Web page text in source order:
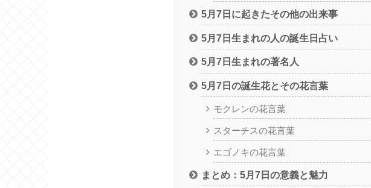
5月7日に起きたその他の出来事
5月7日生まれの人の誕生日占い
5月7日生まれの著名人
5月7日の誕生花とその花言葉
モクレンの花言葉
スターチスの花言葉
エゴノキの花言葉
まとめ：5月7日の意義と魅力